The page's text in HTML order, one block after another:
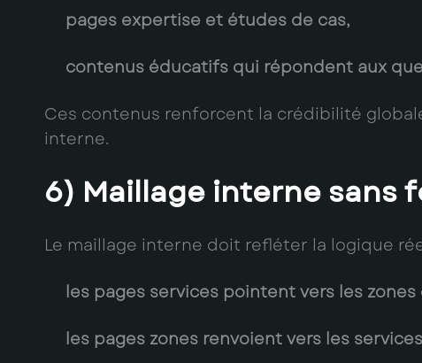
pages expertise et études de cas,
contenus éducatifs qui répondent aux
Ces contenus renforcent la crédibilité
interne.
6) Maillage interne
Le maillage interne doit refléter la logique
les pages services pointent vers les
les pages zones renvoient vers les